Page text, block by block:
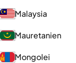
Malaysia
Mauretanien
Mongolei